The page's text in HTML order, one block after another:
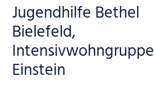
Jugendhilfe Bethel
Bielefeld,
Intensivwohngruppe
Einstein